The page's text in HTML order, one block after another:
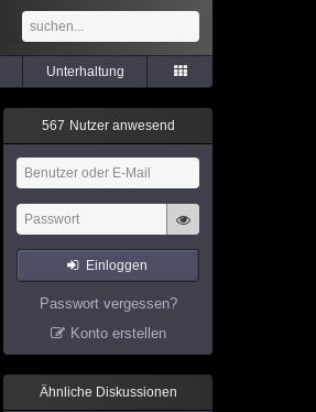
Unterhaltung
567 Nutzer anwesend
Einloggen
Passwort vergessen?
Konto erstellen
Ähnliche Diskussionen